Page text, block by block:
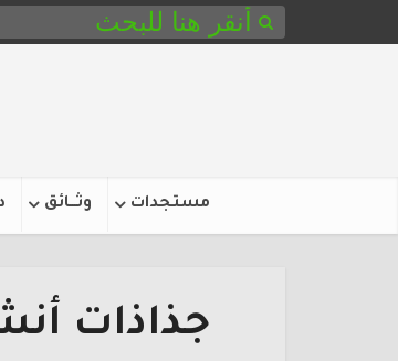
مستجدات وثـــائق
جذاذات